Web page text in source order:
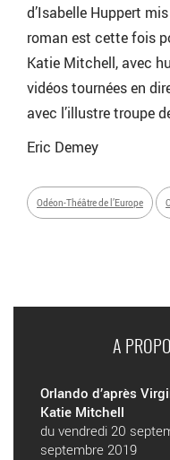
d’Isabelle Huppert
roman est cette fois
Katie Mitchell, avec
vidéos tournées en
avec l’illustre troupe
Eric Demey
Odéon-Théâtre de l’Europe
A
Orlando d’après
Katie Mitchell
du vendredi 20
septembre 2019